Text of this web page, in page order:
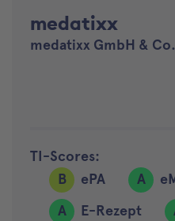
medatixx
medatixx GmbH &
TI-Scores:
B
ePA A
A
E-Rezept